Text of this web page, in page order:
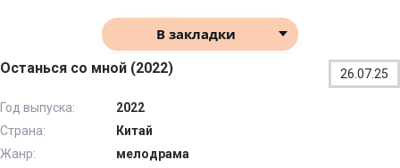
В закладки
Останься со мной (2022) 26.07.25
Год выпуска:
2022
Страна:
Китай
Жанр:
мелодрама